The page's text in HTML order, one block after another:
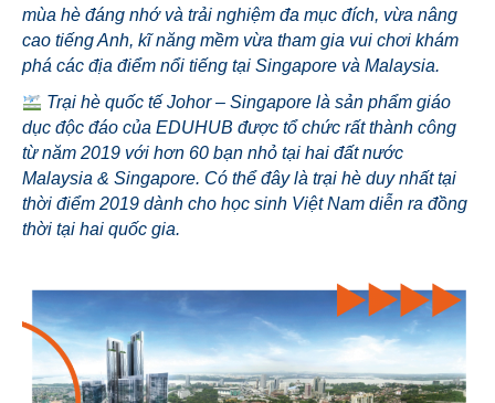
mùa hè đáng nhớ và trải nghiệm đa mục đích, vừa nâng
cao tiếng Anh, kĩ năng mềm vừa tham gia vui chơi khám
phá các địa điểm nổi tiếng tại Singapore và Malaysia.
Trại hè quốc tế Johor – Singapore là sản phẩm giáo
dục độc đáo của EDUHUB được tổ chức rất thành công
từ năm 2019 với hơn 60 bạn nhỏ tại hai đất nước
Malaysia & Singapore. Có thể đây là trại hè duy nhất tại
thời điểm 2019 dành cho học sinh Việt Nam diễn ra đồng
thời tại hai quốc gia.